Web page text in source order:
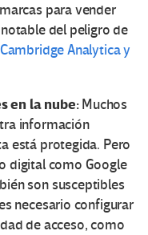
para vender
del peligro de
Cambridge Analytica y
en la nube:Muchos
información
está protegida. Pero
digital como Google
son susceptibles
necesario configurar
de acceso, como